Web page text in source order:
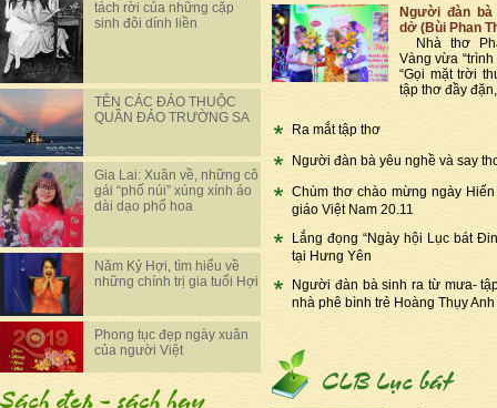
tách rời của những cặp
sinh đôi dính liền
TÊN CÁC ĐẢO THUỘC
QUẦN ĐẢO TRƯỜNG SA
Gia Lai: Xuân về, những cô
gái “phố núi” xúng xính áo
dài dạo phố hoa
Năm Kỷ Hợi, tìm hiểu về
những chính trị gia tuổi Hợi
Phong tục đẹp ngày xuân
của người Việt
Người đàn
dở (Bùi Phan
Nhà thơ
Vàng vừa
“Gọi mặt trời
tập thơ đầy
Ra mắt tập thơ
Người đàn bà yêu nghề và say
Chùm thơ chào mừng ngày
giáo Việt Nam 20.11
Lắng đọng “Ngày hội Lục bát
tại Hưng Yên
Người đàn bà sinh ra từ mưa-
nhà phê bình trẻ Hoàng Thụy Anh